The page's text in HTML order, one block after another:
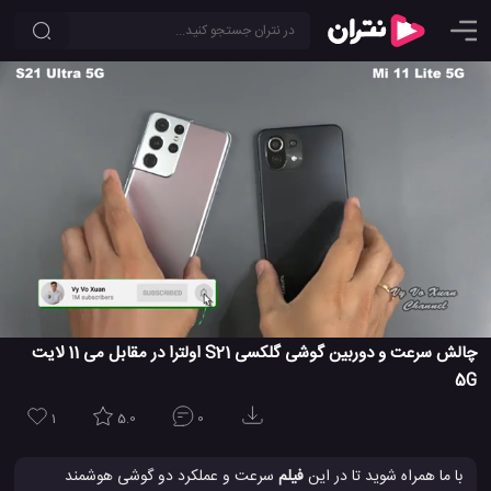
چالش سرعت و دوربین گوشی گلکسی S21 اولترا در مقابل می 11 لایت
5G
1 5.0 0
با ما همراه شوید تا در اینفیلم سرعت و عملکرد دو گوشی هوشمند